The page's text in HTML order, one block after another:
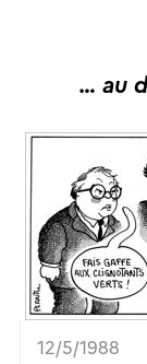
… au
12/5/1988